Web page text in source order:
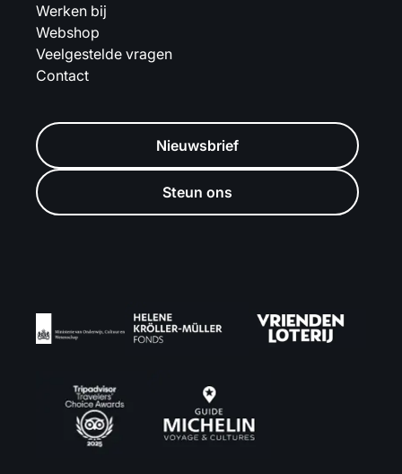
Werken bij
Webshop
Veelgestelde vragen
Contact
Nieuwsbrief
Steun ons